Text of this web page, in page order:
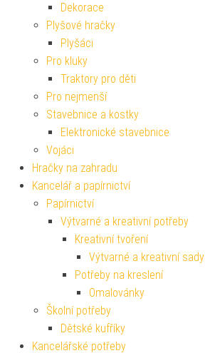
Dekorace
Plyšové hračky
Plyšáci
Pro kluky
Traktory pro děti
Pro nejmenší
Stavebnice a kostky
Elektronické stavebnice
Vojáci
Hračky na zahradu
Kancelář a papírnictví
Papírnictví
Výtvarné a kreativní potřeby
Kreativní tvoření
Výtvarné a kreativní sady
Potřeby na kreslení
Omalovánky
Školní potřeby
Dětské kufříky
Kancelářské potřeby